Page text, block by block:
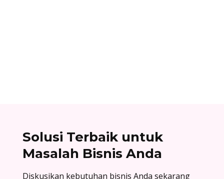
Solusi Terbaik untuk
Masalah Bisnis Anda
Diskusikan kebutuhan bisnis Anda sekarang